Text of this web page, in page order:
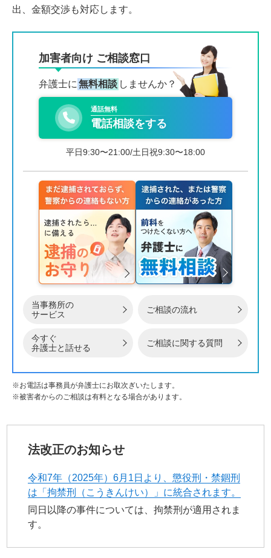
出、金額交渉も対応します。
加害者向け ご相談窓口
弁護士に 無料相談 しませんか？
通話無料
電話相談をする
平日9:30〜21:00/土日祝9:30〜18:00
当事務所の
サービス
ご相談の流れ
今すぐ
弁護士と話せる
ご相談に関する質問
※お電話は事務員が弁護士にお取次ぎいたします。
※被害者からのご相談は有料となる場合があります。
法改正のお知らせ
令和7年（2025年）6月1日より、懲役刑・禁錮刑
は「拘禁刑（こうきんけい）」に統合されます。
同日以降の事件については、拘禁刑が適用されま
す。